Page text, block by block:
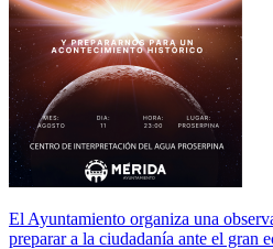
El Ayuntamiento organiza una
preparar a la ciudadanía ante el gran